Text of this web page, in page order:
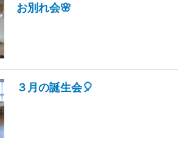
お別れ会🌸
３月の誕生会🎈